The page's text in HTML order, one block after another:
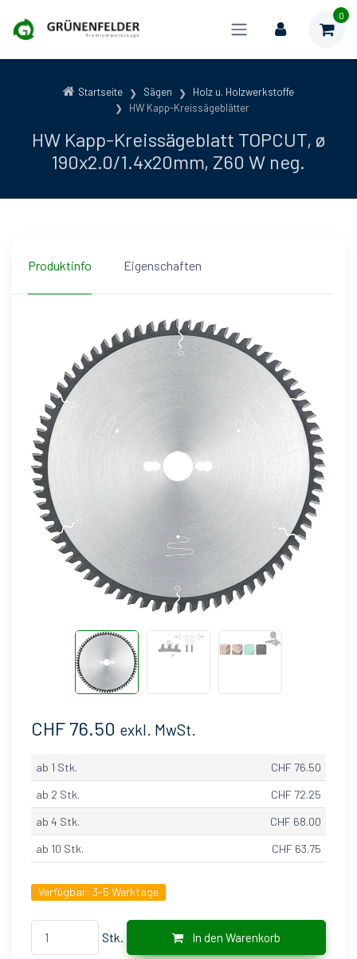
0
Startseite Sägen
Holz u. Holzwerkstoffe
HW Kapp-Kreissägeblätter
HW Kapp-Kreissägeblatt TOPCUT, ø
190x2.0/1.4x20mm, Z60 W neg.
Produktinfo Eigenschaften
CHF 76.50 exkl. MwSt.
ab 1 Stk.
CHF 76.50
ab 2 Stk.
CHF 72.25
ab 4 Stk.
CHF 68.00
ab 10 Stk.
CHF 63.75
Verfügbar: 3-5 Werktage
Stk. In den Warenkorb